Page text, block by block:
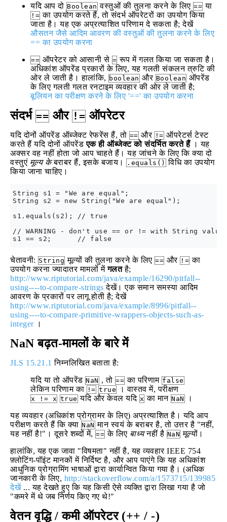
यदि आप दो Boolean वस्तुओं की तुलना करने के लिए == या
!= का उपयोग करते हैं, तो संदर्भ ऑपरेटरों का उपयोग किया
जाता है। यह एक अप्रत्याशित परिणाम दे सकता है; देखें
औसतन जैसे आदिम आवरण की वस्तुओं की तुलना करने के लिए
== का उपयोग करना
== ऑपरेटर को आसानी से = रूप में गलत किया जा सकता है।
अधिकांश ऑपरेंड प्रकारों के लिए, यह गलती संकलन त्रुटि की
ओर ले जाती है। हालांकि, boolean और Boolean ऑपरेंड
के लिए गलती गलत रनटाइम व्यवहार की ओर ले जाती है;
बूलियन का परीक्षण करने के लिए '==' का उपयोग करना
संदर्भ == और != ऑपरेटर
यदि दोनों ऑपरेंड ऑब्जेक्ट रेफरेंस हैं, तो == और != ऑपरेटर्स टेस्ट
करते हैं यदि दोनों ऑपरेंडएक ही ऑब्जेक्ट को संदर्भित करते हैं। यह
अक्सर वह नहीं होता जो आप चाहते हैं। यह जांचने के लिए कि क्या दो
वस्तुएं मूल्य केबराबर हैं, इसके बजाय। .equals() विधि का उपयोग
किया जाना चाहिए।
String s1 = "We are equal";
String s2 = new String("We are equal");
s1.equals(s2); // true
// WARNING - don't use == or != with String
चेतावनी: String मूल्यों की तुलना करने के लिए == और != का
उपयोग करना ज्यादातर मामलों मेंगलतहै;
http://www.riptutorial.com/java/example/16290/pitfall--
using----to-compare-strings देखें। एक समान समस्या आदिम
आवरण के प्रकारों पर लागू होती है; देखें
http://www.riptutorial.com/java/example/8996/pitfall--
using----to-compare-primitive-wrappers-objects-such-as-
integer।
NaN बढ़त-मामलों के बारे में
JLS 15.21.1 निम्नलिखित बताता है:
यदि या तो ऑपरेंड NaN , तो == का परिणाम false
लेकिन परिणाम का != true । वास्तव में, परीक्षण
x != x true यदि और केवल यदि x का मान NaN
।
यह व्यवहार (अधिकांश प्रोग्रामर के लिए) अप्रत्याशित है। यदि आप
परीक्षण करते हैं कि क्या NaN मान स्वयं के बराबर है, तो उत्तर है "नहीं,
यह नहीं है!"। दूसरे शब्दों में, == के लिए बाध्यनहीं है NaN मूल्यों।
हालांकि, यह एक जावा "विषमता" नहीं है, यह व्यवहार IEEE 754
फ़्लोटिंग-पॉइंट मानकों में निर्दिष्ट है, और आप पाएंगे कि यह अधिकांश
आधुनिक प्रोग्रामिंग भाषाओं द्वारा कार्यान्वित किया गया है। (अधिक
जानकारी के लिए, http://stackoverflow.com/a/1573715/139985
देखें... यह देखते हुए कि यह किसी ऐसे व्यक्ति द्वारा लिखा गया है जो
"कमरे में थे जब निर्णय किए गए थे!"
वेतन वृद्धि / कमी ऑपरेटर (++ / -)